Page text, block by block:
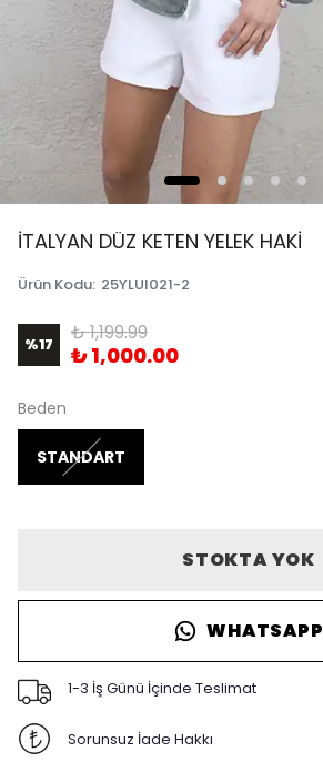
İTALYAN DÜZ KETEN YELEK HAKİ
Ürün Kodu: 25YLUI021-2
%17 ₺ 1,199.99
₺ 1,000.00
Beden
STANDART
STOKTA YOK
WHATSAPP
1-3 İş Günü İçinde Teslimat
Sorunsuz İade Hakkı